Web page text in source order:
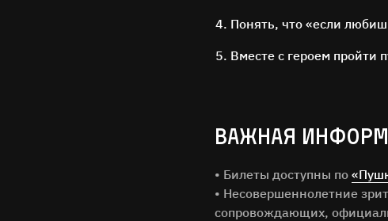
Понять, что «если
Вместе с героем пройти
ВАЖНАЯ
• Билеты доступны по
• Несовершеннолетние
сопровождающих,